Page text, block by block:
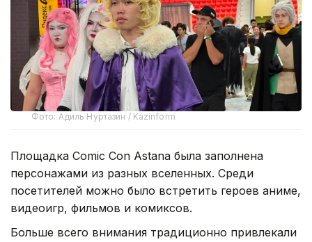
Фото: Адиль Нуртазин / Kazinform
Площадка Comic Con Astana была заполнена
персонажами из разных вселенных. Среди
посетителей можно было встретить героев аниме,
видеоигр, фильмов и комиксов.
Больше всего внимания традиционно привлекали